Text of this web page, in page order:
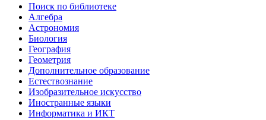
Поиск по библиотеке
Алгебра
Астрономия
Биология
География
Геометрия
Дополнительное образование
Естествознание
Изобразительное искусство
Иностранные языки
Информатика и ИКТ